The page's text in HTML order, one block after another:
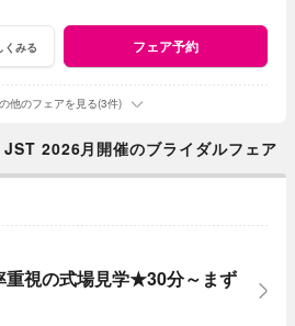
くみる フェア予約
他のフェアを見る(3件)
2026月開催のブライダルフェア
重視の式場見学★30分～まず